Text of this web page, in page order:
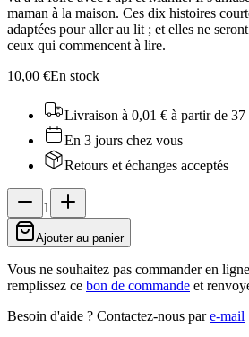
maman à la maison. Ces dix histoires
adaptées pour aller au lit ; et elles ne
ceux qui commencent à lire.
10,00 €En stock
Livraison à 0,01 € à partir de 37
En 3 jours chez vous
Retours et échanges acceptés
1
Ajouter au panier
Vous ne souhaitez pas commander en
remplissez ce bon de commande et
Besoin d'aide ? Contactez-nous pare-mail